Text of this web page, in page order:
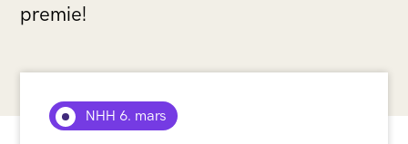
premie!
NHH 6. mars